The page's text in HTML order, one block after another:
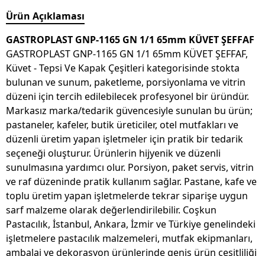
Ürün Açıklaması
GASTROPLAST GNP-1165 GN 1/1 65mm KÜVET ŞEFFAF
GASTROPLAST GNP-1165 GN 1/1 65mm KÜVET ŞEFFAF,
Küvet - Tepsi Ve Kapak Çeşitleri kategorisinde stokta
bulunan ve sunum, paketleme, porsiyonlama ve vitrin
düzeni için tercih edilebilecek profesyonel bir üründür.
Markasız marka/tedarik güvencesiyle sunulan bu ürün;
pastaneler, kafeler, butik üreticiler, otel mutfakları ve
düzenli üretim yapan işletmeler için pratik bir tedarik
seçeneği oluşturur. Ürünlerin hijyenik ve düzenli
sunulmasına yardımcı olur. Porsiyon, paket servis, vitrin
ve raf düzeninde pratik kullanım sağlar. Pastane, kafe ve
toplu üretim yapan işletmelerde tekrar siparişe uygun
sarf malzeme olarak değerlendirilebilir. Coşkun
Pastacılık, İstanbul, Ankara, İzmir ve Türkiye genelindeki
işletmelere pastacılık malzemeleri, mutfak ekipmanları,
ambalaj ve dekorasyon ürünlerinde geniş ürün çeşitliliği